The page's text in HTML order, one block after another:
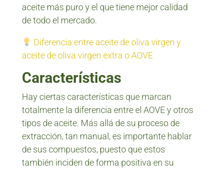
aceite más puro y el que tiene mejor calidad
de todo el mercado.
Diferencia entre aceite de oliva virgen y
aceite de oliva virgen extra o AOVE
Características
Hay ciertas características que marcan
totalmente la diferencia entre el AOVE y otros
tipos de aceite. Más allá de su proceso de
extracción, tan manual, es importante hablar
de sus compuestos, puesto que estos
también inciden de forma positiva en su